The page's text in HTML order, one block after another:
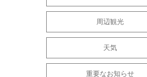
周辺観光
天気
重要なお知らせ